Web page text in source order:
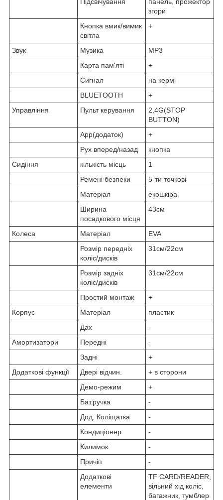
згори
Кнопка вмик/вимик
світла
+
Звук Музика
MP3
Карта пам'яті
+
Сигнал
на кермі
BLUETOOTH
+
Управління
Пульт керування
2,4G(STOP
BUTTON)
App(додаток)
+
Рух вперед/назад
кнопка
Сидіння
кількість місць
1
Ремені безпеки
5-ти точкові
Матеріал
екошкіра
Ширина
посадкового місця
43см
Колеса Матеріал
EVA
Розмір передніх
коліс/дисків
31см/22см
Розмір задніх
коліс/дисків
31см/22см
Простий монтаж
+
Корпус
Матеріал
пластик
Дах
-
Амортизатори
Передні
-
Задні
+
Додаткові функції
Двері відчин.
+ в сторони
Демо-режим
+
Бат.ручка
-
Дод. Коліщатка
-
Кондиціонер
-
Килимок
-
Причіп
-
Додаткові
елементи
TF CARD/READER,
вільний хід коліс,
багажник, тумблер